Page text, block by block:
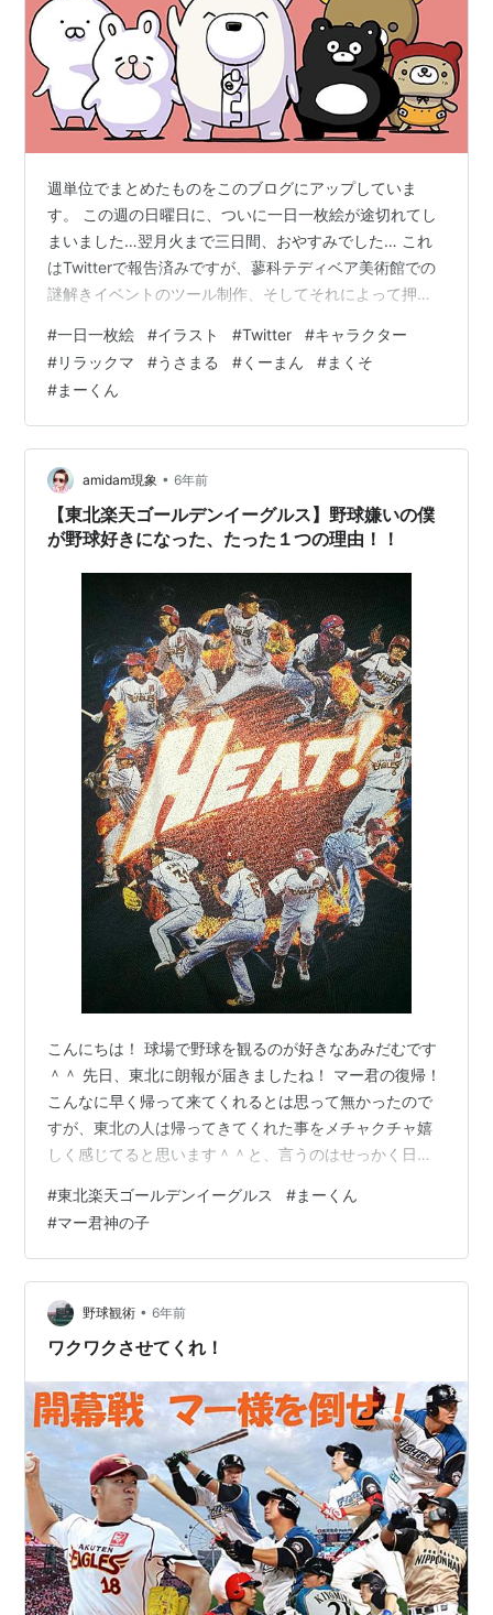
週単位でまとめたものをこのブログにアップしていま
す。 この週の日曜日に、ついに一日一枚絵が途切れてし
まいました…翌月火まで三日間、おやすみでした… これ
はTwitterで報告済みですが、蓼科テディベア美術館での
謎解きイベントのツール制作、そしてそれによって押さ
年、かなりキツイ状況の時ももちろんありましたが、今
回は一番でした…。とは言えそれは“チャックま”のお仕事
であり、本当にありがたいことなのです。 ハチ公は、
4/8が忠犬ハチ公の日だということから。久しぶりに犬を
描きました笑。 最後の絵は土曜日、有名無名いろんなキ
ャラクターは描いてて楽しかっ…
#一日一枚絵 #イラスト #Twitter #キャラクター
#リラックマ #うさまる #くーまん #まくそ
#まーくん
amidam現象 • 6年前
【東北楽天ゴールデンイーグルス】野球嫌いの僕
が野球好きになった、たった１つの理由！！
こんにちは！ 球場で野球を観るのが好きなあみだむです
＾＾ 先日、東北に朗報が届きましたね！ マー君の復帰！
こんなに早く帰って来てくれるとは思って無かったので
すが、東北の人は帰ってきてくれた事をメチャクチャ嬉
しく感じてると思います＾＾と、言うのはせっかく日本
ったのですが、その反面マー君が楽天を去ってしまうの
は物凄い虚無感になった方も少なくは無いと思います。
しかしながら、野球通の方々の情報だとメジャー挑戦す
るマー君をそのまま送り出すんじゃなく、帰国後は楽天
に帰って来る事を条件に送り出したと噂されてました。
ここ数年元気が無かった楽天には期待が込み上…
#東北楽天ゴールデンイーグルス #まーくん
#マー君神の子
野球観術 • 6年前
ワクワクさせてくれ！